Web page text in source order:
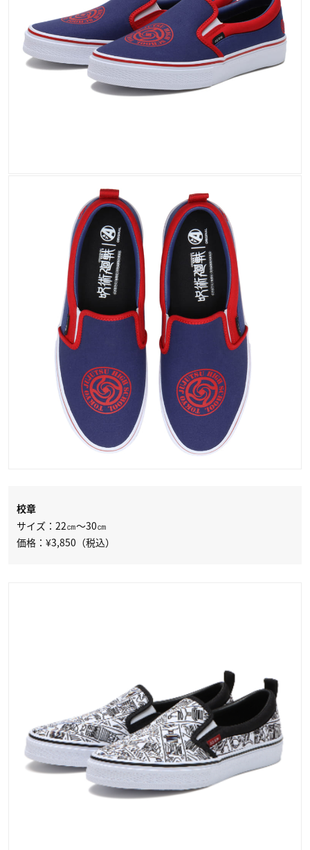
校章
サイズ：22㎝～30㎝
価格：¥3,850（税込）